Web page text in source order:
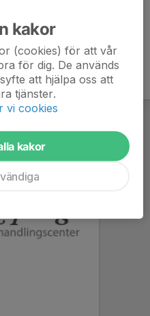
kakor
(cookies) för att vår
för dig. De används
att hjälpa oss att
tjänster.
vi cookies
kakor